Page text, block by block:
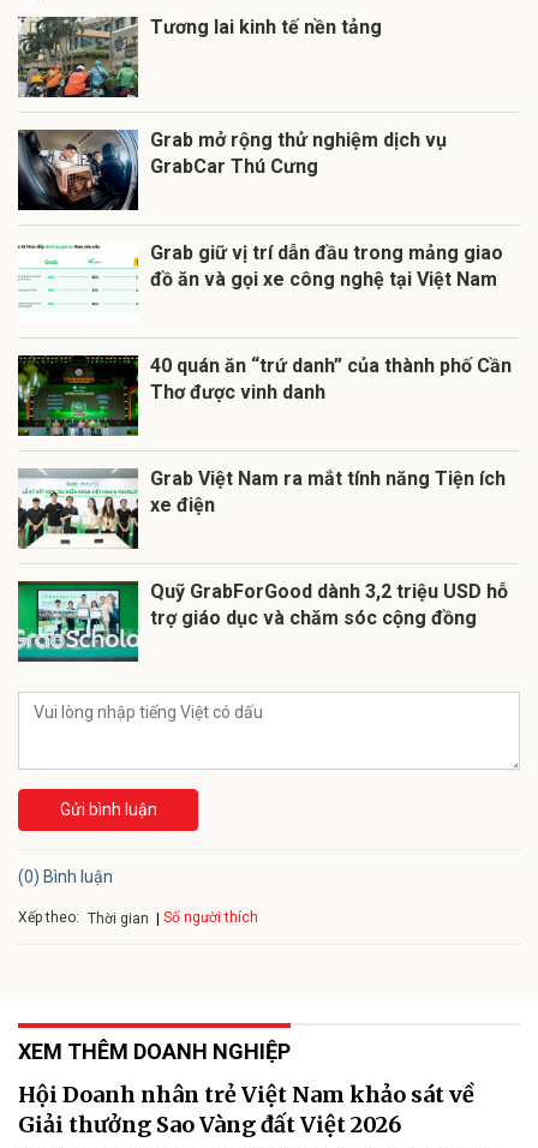
Tương lai kinh tế nền tảng
Grab mở rộng thử nghiệm dịch vụ
GrabCar Thú Cưng
Grab giữ vị trí dẫn đầu trong mảng giao
đồ ăn và gọi xe công nghệ tại Việt Nam
40 quán ăn “trứ danh” của thành phố Cần
Thơ được vinh danh
Grab Việt Nam ra mắt tính năng Tiện ích
xe điện
Quỹ GrabForGood dành 3,2 triệu USD hỗ
trợ giáo dục và chăm sóc cộng đồng
Gửi bình luận
(0) Bình luận
Xếp theo: Thời gian Số người thích
XEM THÊM DOANH NGHIỆP
Hội Doanh nhân trẻ Việt Nam khảo sát về
Giải thưởng Sao Vàng đất Việt 2026